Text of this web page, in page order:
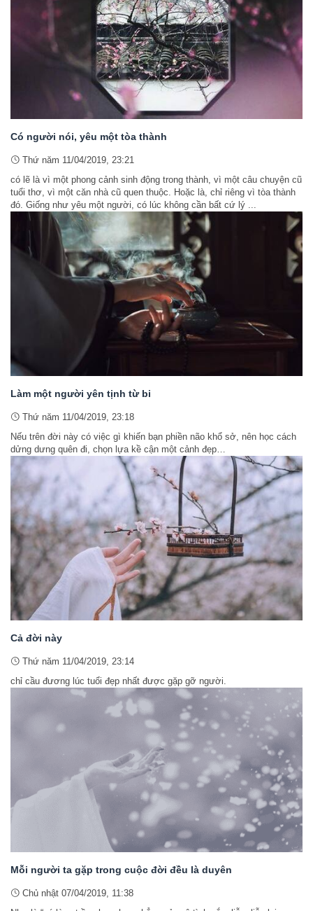
Có người nói, yêu một tòa thành
Thứ năm 11/04/2019, 23:21
có lẽ là vì một phong cảnh sinh động trong thành, vì một câu chuyện cũ
tuổi thơ, vì một căn nhà cũ quen thuộc. Hoặc là, chỉ riêng vì tòa thành
đó. Giống như yêu một người, có lúc không cần bất cứ lý ...
Làm một người yên tịnh từ bi
Thứ năm 11/04/2019, 23:18
Nếu trên đời này có việc gì khiến bạn phiền não khổ sở, nên học cách
dửng dưng quên đi, chọn lựa kề cận một cảnh đẹp…
Cả đời này
Thứ năm 11/04/2019, 23:14
chỉ cầu đương lúc tuổi đẹp nhất được gặp gỡ người.
Mỗi người ta gặp trong cuộc đời đều là duyên
Chủ nhật 07/04/2019, 11:38